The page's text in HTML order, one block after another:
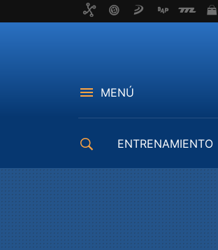
MENÚ
ENTRENAMIENTO